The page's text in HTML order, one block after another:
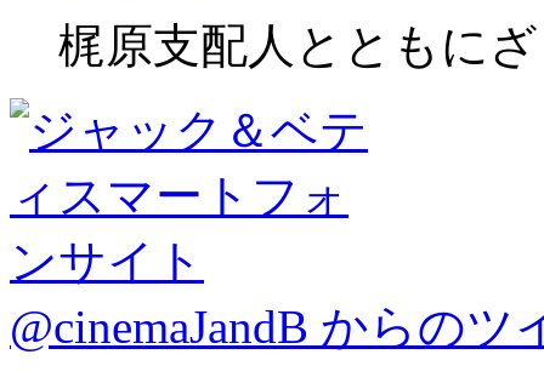
梶原支配人とともに
@cinemaJandB からのツ